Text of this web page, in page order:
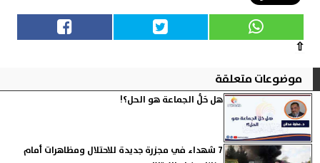
⇧
موضوعات متعلقة
هل حَلُّ الجماعة هو الحل؟!
7 شهداء في مجزرة جديدة للاحتلال ومظاهرات أمام